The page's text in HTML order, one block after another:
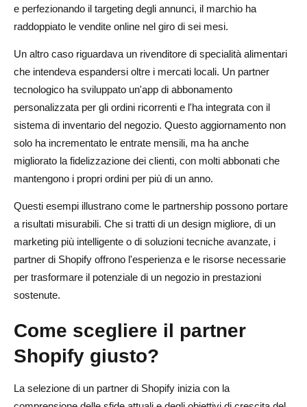
e perfezionando il targeting degli annunci, il marchio ha
raddoppiato le vendite online nel giro di sei mesi.
Un altro caso riguardava un rivenditore di specialità alimentari
che intendeva espandersi oltre i mercati locali. Un partner
tecnologico ha sviluppato un'app di abbonamento
personalizzata per gli ordini ricorrenti e l'ha integrata con il
sistema di inventario del negozio. Questo aggiornamento non
solo ha incrementato le entrate mensili, ma ha anche
migliorato la fidelizzazione dei clienti, con molti abbonati che
mantengono i propri ordini per più di un anno.
Questi esempi illustrano come le partnership possono portare
a risultati misurabili. Che si tratti di un design migliore, di un
marketing più intelligente o di soluzioni tecniche avanzate, i
partner di Shopify offrono l'esperienza e le risorse necessarie
per trasformare il potenziale di un negozio in prestazioni
sostenute.
Come scegliere il partner
Shopify giusto?
La selezione di un partner di Shopify inizia con la